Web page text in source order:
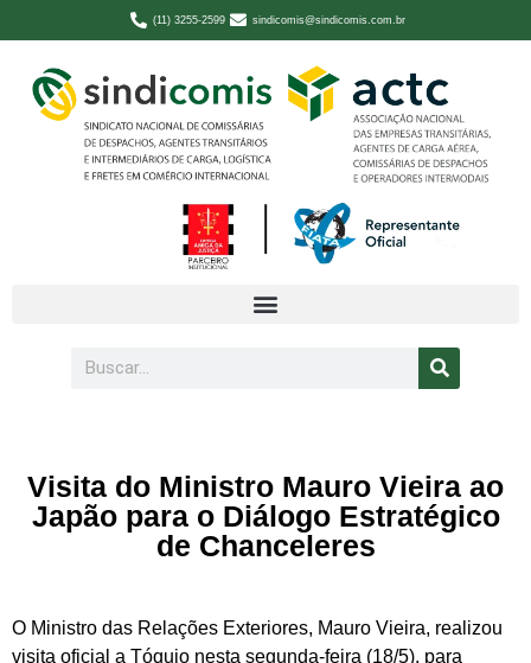
(11) 3255-2599 sindicomis@sindicomis.com.br
Visita do Ministro Mauro Vieira ao
Japão para o Diálogo Estratégico
de Chanceleres
O Ministro das Relações Exteriores, Mauro Vieira, realizou
visita oficial a Tóquio nesta segunda-feira (18/5), para